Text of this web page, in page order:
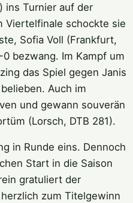
ins Turnier auf der
Viertelfinale schockte sie
Sofia Voll (Frankfurt,
bezwang. Im Kampf um
das Spiel gegen Janis
Auch im
und gewann souverän
(Lorsch, DTB 281).
in Runde eins. Dennoch
Start in die Saison
gratuliert der
zum Titelgewinn